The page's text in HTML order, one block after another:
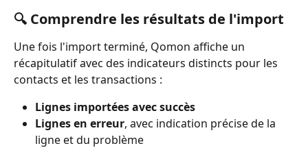
🔍 Comprendre les résultats de l'import
Une fois l'import terminé, Qomon affiche un
récapitulatif avec des indicateurs distincts pour les
contacts et les transactions :
Lignes importées avec succès
Lignes en erreur, avec indication précise de la
ligne et du problème